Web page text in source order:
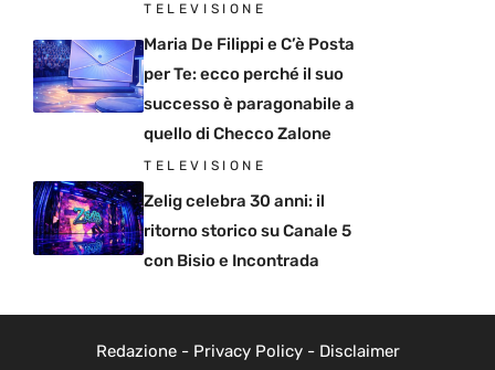
TELEVISIONE
Maria De Filippi e C’è Posta
per Te: ecco perché il suo
successo è paragonabile a
quello di Checco Zalone
TELEVISIONE
Zelig celebra 30 anni: il
ritorno storico su Canale 5
con Bisio e Incontrada
Redazione- Privacy Policy- Disclaimer